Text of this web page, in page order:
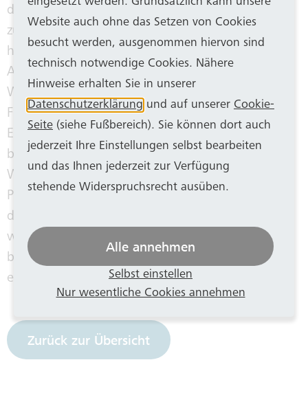
dass er stets vertrauensvoll mit Weckenbrock
zusammenarbeitete. „Als Kollege habe ich seine
humorvolle Art, vor allem aber sein konsequentes
Abwägen und Handeln stets geschätzt“, so
Westphal weiter. Nach drei Jahrzehnten
Führungserfahrung bei kommunalen
Energieversorgern, davon 18 bei den SWB,
beginnt nun eine neue Lebensphase für Peter
Weckenbrock. „Nachdem ich jahrelang zu 100
Prozent für die SWB im Einsatz war, möchte ich
diese Zeit und Energie jetzt meiner Familie
widmen, in der ich bisher nur mit 49 Prozent
beteiligt war“, sagte der Neu-Ruheständler mit
einem Schmunzeln. (se)
Zurück zur Übersicht
Website auch ohne das Setzen von Cookies
besucht werden, ausgenommen hiervon sind
technisch notwendige Cookies. Nähere
Hinweise erhalten Sie in unserer
Datenschutzerklärung und auf unserer Cookie-
Seite (siehe Fußbereich). Sie können dort auch
jederzeit Ihre Einstellungen selbst bearbeiten
und das Ihnen jederzeit zur Verfügung
stehende Widerspruchsrecht ausüben.
Alle annehmen
Selbst einstellen
Nur wesentliche Cookies annehmen